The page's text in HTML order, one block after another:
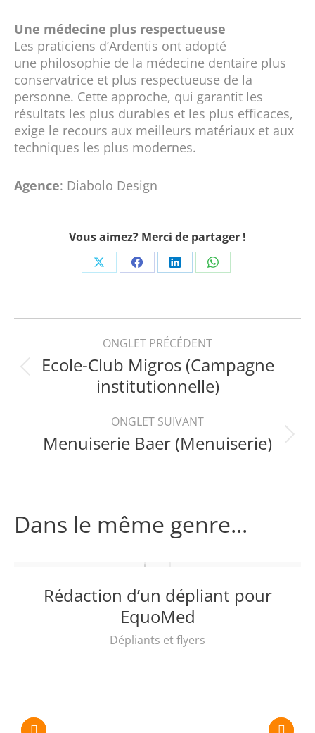
Une médecine plus respectueuse
Les praticiens d’Ardentis ont adopté
une philosophie de la médecine dentaire plus
conservatrice et plus respectueuse de la
personne. Cette approche, qui garantit les
résultats les plus durables et les plus efficaces,
exige le recours aux meilleurs matériaux et aux
techniques les plus modernes.
Agence: Diabolo Design
Vous aimez? Merci de partager !
Share
X
Share
Facebook
Share
LinkedIn
Share
WhatsApp
Navigation
de
commentaire
ONGLET PRÉCÉDENT
Onglet
précédent
Ecole-Club Migros (Campagne
institutionnelle)
ONGLET SUIVANT
Projets
Menuiserie Baer (Menuiserie)
Dans le même genre...
Rédaction d’un dépliant pour
EquoMed
Dépliants et flyers